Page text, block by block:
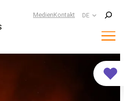
MedienKontakt DE
Suchen